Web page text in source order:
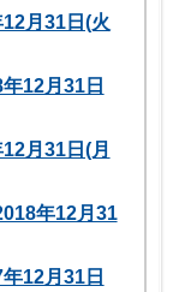
月31日(火
12月31日
月31日(月
年12月31
12月31日